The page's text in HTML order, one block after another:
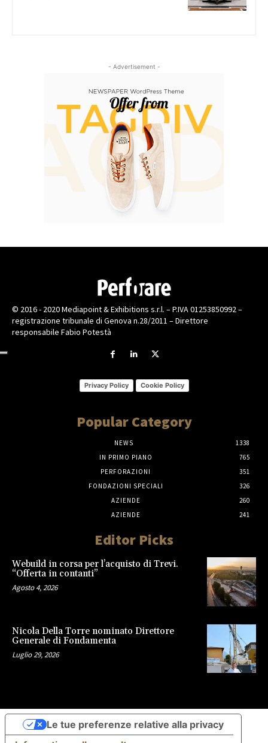
- Advertisement -
© 2016 - 2020 Mediapoint & Exhibitions s.r.l. – P.IVA 01253850992 –
registrazione tribunale di Genova n.28/2011 – Direttore
responsabile Fabio Potestà
Privacy Policy Cookie Policy
Popular Category
NEWS
1338
IN PRIMO PIANO
765
PERFORAZIONI
351
FONDAZIONI SPECIALI
326
AZIENDE
260
AZIENDE
241
Editor Picks
Webuild in corsa per l’acquisto di Trevi.
“Offerta in contanti”
Agosto 4, 2026
Nicola Della Torre nominato Direttore
Generale di Fondamenta
Luglio 29, 2026
Le tue preferenze relative alla privacy